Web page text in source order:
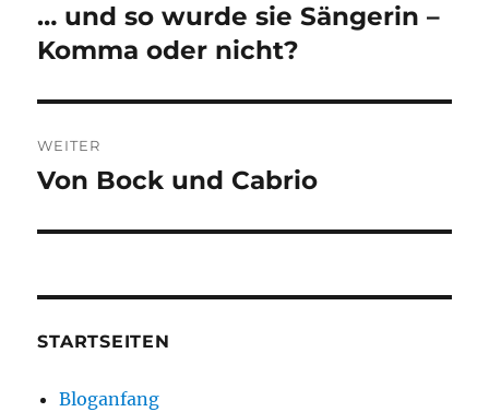
Vorheriger
Beitrag:
… und so wurde sie Sängerin –
Komma oder nicht?
WEITER
Nächster
Von Bock und Cabrio
STARTSEITEN
Bloganfang